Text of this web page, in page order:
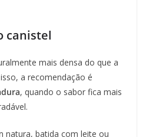
canistel
mais densa do que a
a recomendação é
, quando o sabor fica mais
natura, batida com leite ou